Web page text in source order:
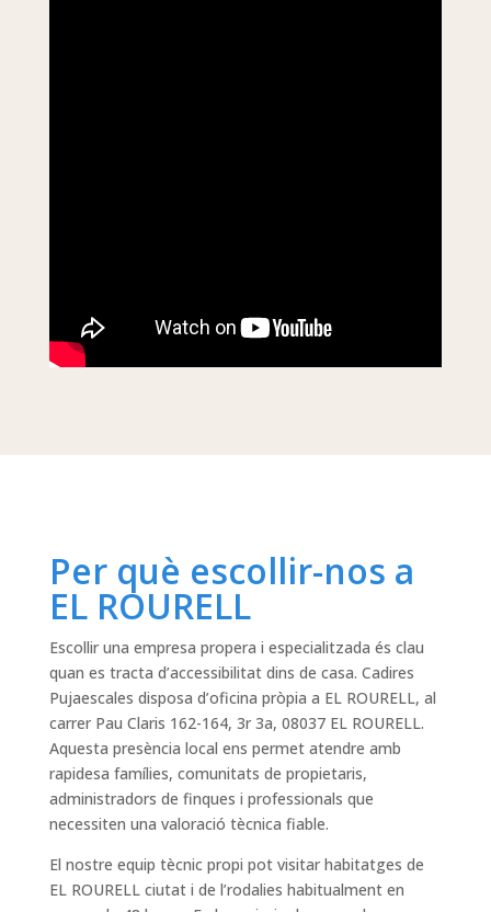
Per què escollir-nos a
EL ROURELL
Escollir una empresa propera i especialitzada és clau
quan es tracta d’accessibilitat dins de casa. Cadires
Pujaescales disposa d’oficina pròpia a EL ROURELL, al
carrer Pau Claris 162-164, 3r 3a, 08037 EL ROURELL.
Aquesta presència local ens permet atendre amb
rapidesa famílies, comunitats de propietaris,
administradors de finques i professionals que
necessiten una valoració tècnica fiable.
El nostre equip tècnic propi pot visitar habitatges de
EL ROURELL ciutat i de l’rodalies habitualment en